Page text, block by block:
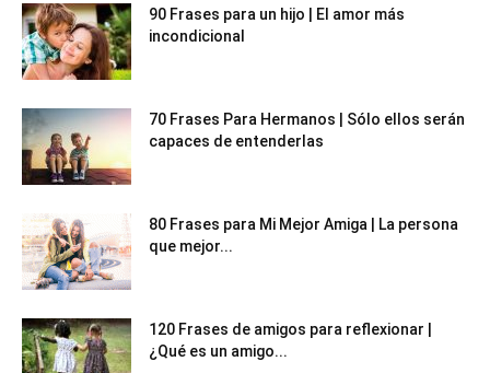
90 Frases para un hijo | El amor más
incondicional
70 Frases Para Hermanos | Sólo ellos serán
capaces de entenderlas
80 Frases para Mi Mejor Amiga | La persona
que mejor...
120 Frases de amigos para reflexionar |
¿Qué es un amigo...